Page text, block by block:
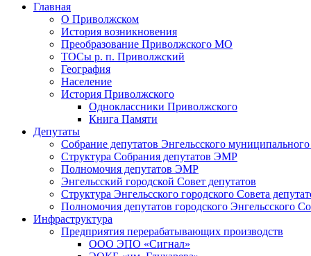
Главная
О Приволжском
История возникновения
Преобразование Приволжского МО
ТОСы р. п. Приволжский
География
Население
История Приволжского
Одноклассники Приволжского
Книга Памяти
Депутаты
Собрание депутатов Энгельсского
Структура Собрания депутатов ЭМР
Полномочия депутатов ЭМР
Энгельсский городской Совет депутатов
Структура Энгельсского городского Совета
Полномочия депутатов городского Энгельсского
Инфраструктура
Предприятия перерабатывающих производств
ООО ЭПО «Сигнал»